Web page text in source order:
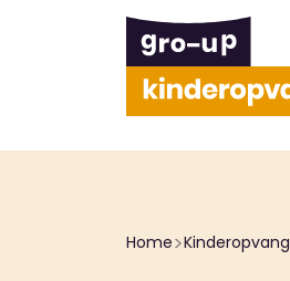
Home>Kinderopvang